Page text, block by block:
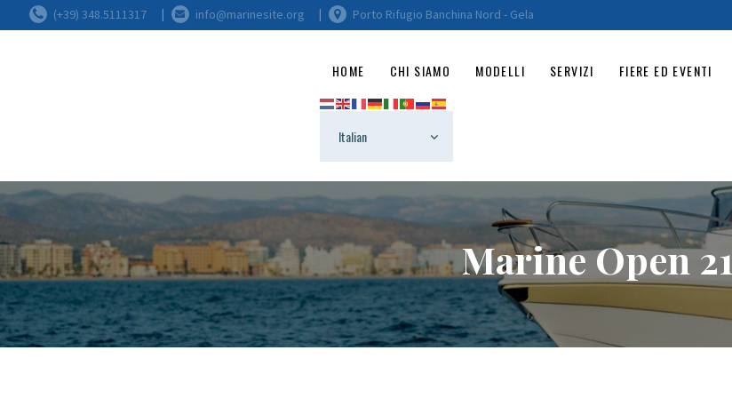
(+39) 348.5111317 info@marinesite.org Porto Rifugio Banchina Nord - Gela
HOME CHI SIAMO MODELLI SERVIZI FIERE ED EVENTI
Marine Open 21
HOME
CHI SIAMO
FIERE ED EVENTI
GALLERY